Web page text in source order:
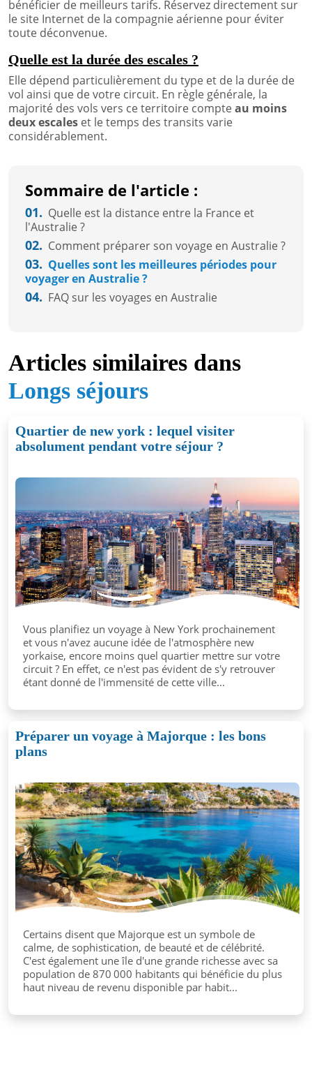
bénéficier de meilleurs tarifs. Réservez directement sur
le site Internet de la compagnie aérienne pour éviter
toute déconvenue.
Quelle est la durée des escales ?
Elle dépend particulièrement du type et de la durée de
vol ainsi que de votre circuit. En règle générale, la
majorité des vols vers ce territoire compteau moins
deux escales et le temps des transits varie
considérablement.
Sommaire de l'article :
01. Quelle est la distance entre la France et
l'Australie ?
02. Comment préparer son voyage en Australie ?
03. Quelles sont les meilleures périodes pour
voyager en Australie ?
04. FAQ sur les voyages en Australie
Articles similaires dans
Longs séjours
Quartier de new york : lequel visiter
absolument pendant votre séjour ?
Vous planifiez un voyage à New York prochainement
et vous n'avez aucune idée de l'atmosphère new
yorkaise, encore moins quel quartier mettre sur votre
circuit ? En effet, ce n'est pas évident de s'y retrouver
étant donné de l'immensité de cette ville...
Préparer un voyage à Majorque : les bons
plans
Certains disent que Majorque est un symbole de
calme, de sophistication, de beauté et de célébrité.
C'est également une île d'une grande richesse avec sa
population de 870 000 habitants qui bénéficie du plus
haut niveau de revenu disponible par habit...